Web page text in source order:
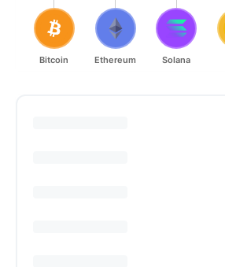
Bitcoin Ethereum Solana